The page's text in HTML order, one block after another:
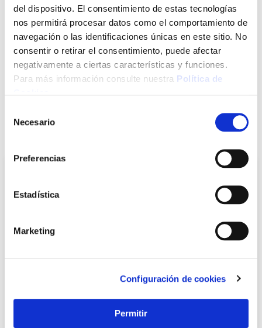
del dispositivo. El consentimiento de estas tecnologías
nos permitirá procesar datos como el comportamiento de
navegación o las identificaciones únicas en este sitio. No
consentir o retirar el consentimiento, puede afectar
negativamente a ciertas características y funciones.
Para más información consulte nuestra Política de
Necesario
Preferencias
Estadística
Marketing
Configuración de cookies
Permitir
Click&Collect - Recogida gratis
en nuestras tiendas
Envío a domicilio:
5 días hábiles
+ INFO
Varosa